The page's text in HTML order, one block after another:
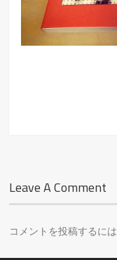
Leave A Comment
コメントを投稿するには